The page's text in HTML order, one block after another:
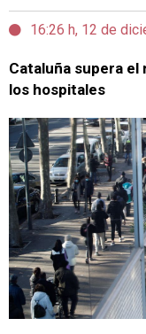
16:26 h, 12 de
Cataluña supera
los hospitales